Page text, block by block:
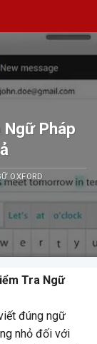
Pháp
OXFORD
Tra Ngữ
đúng ngữ
nhỏ đối với